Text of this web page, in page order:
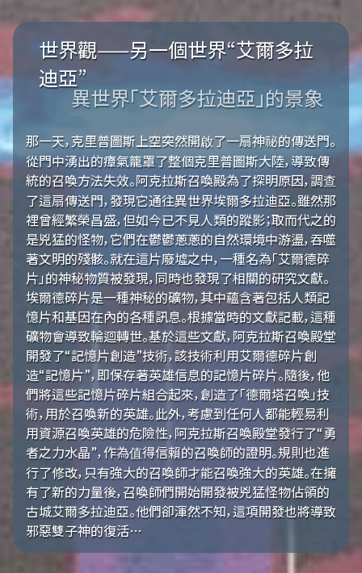
世界觀——另一個世界“艾爾多拉
迪亞”
異世界「艾爾多拉迪亞」的景象
那一天，克里普圖斯上空突然開啟了一扇神祕的傳送門。
從門中湧出的瘴氣籠罩了整個克里普圖斯大陸，導致傳
統的召喚方法失效。阿克拉斯召喚殿為了探明原因，調查
了這扇傳送門，發現它通往異世界埃爾多拉迪亞。雖然那
裡曾經繁榮昌盛，但如今已不見人類的蹤影；取而代之的
是兇猛的怪物，它們在鬱鬱蔥蔥的自然環境中游盪，吞噬
著文明的殘骸。就在這片廢墟之中，一種名為「艾爾德碎
片」的神秘物質被發現，同時也發現了相關的研究文獻。
埃爾德碎片是一種神秘的礦物，其中蘊含著包括人類記
憶片和基因在內的各種訊息。根據當時的文獻記載，這種
礦物會導致輪迴轉世。基於這些文獻，阿克拉斯召喚殿堂
開發了“記憶片創造”技術，該技術利用艾爾德碎片創
造“記憶片”，即保存著英雄信息的記憶片碎片。隨後，他
們將這些記憶片碎片組合起來，創造了「德爾塔召喚」技
術，用於召喚新的英雄。此外，考慮到任何人都能輕易利
用資源召喚英雄的危險性，阿克拉斯召喚殿堂發行了“勇
者之力水晶”，作為值得信賴的召喚師的證明。規則也進
行了修改，只有強大的召喚師才能召喚強大的英雄。在擁
有了新的力量後，召喚師們開始開發被兇猛怪物佔領的
古城艾爾多拉迪亞。他們卻渾然不知，這項開發也將導致
邪惡雙子神的復活…